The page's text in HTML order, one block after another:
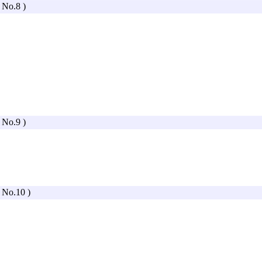
No.8 )
No.9 )
No.10 )